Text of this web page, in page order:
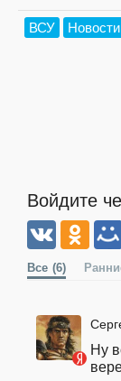
ВСУ Новости
Войдите
Все (6)
Ну